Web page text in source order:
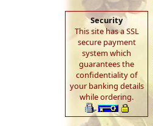
Security
This site has a SSL
secure payment
system which
guarantees the
confidentiality of
your banking details
while ordering.